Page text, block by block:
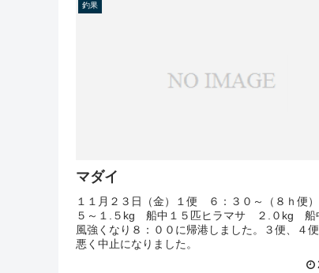
釣果
マダイ
１１月２３日（金）１便 ６：３０～（８ｈ便）
５～１.５kg 船中１５匹ヒラマサ ２.０kg 船
風強くなり８：００に帰港しました。３便、４
悪く中止になりました。